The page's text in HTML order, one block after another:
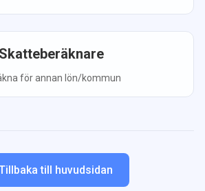
Skatteberäknare
för annan lön/kommun
till huvudsidan